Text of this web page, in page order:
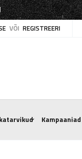
VÕI REGISTREERI
Kampaaniad